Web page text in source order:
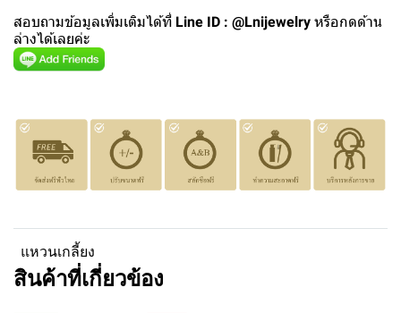
สอบถามข้อมูลเพิ่มเติมได้ที่ Line ID : @Lnijewelry หรือกดด้าน
ล่างได้เลยค่ะ
แหวนเกลี้ยง
สินค้าที่เกี่ยวข้อง